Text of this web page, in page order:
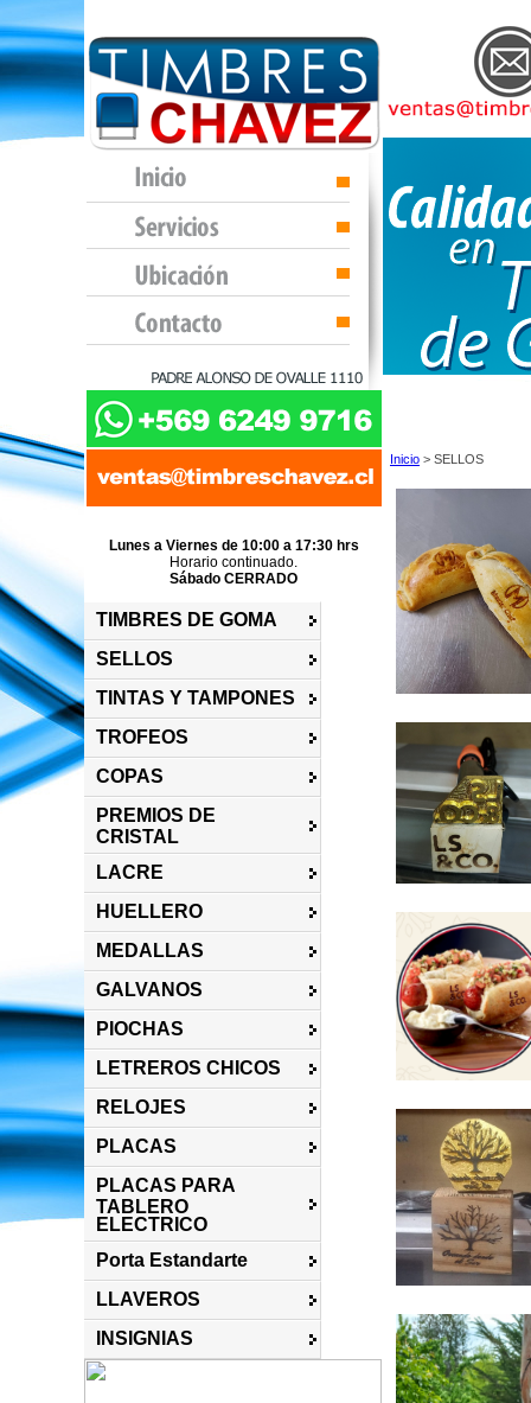
Lunes a Viernes de 10:00 a 17:30 hrs
Horario continuado.
Sábado CERRADO
TIMBRES DE GOMA
SELLOS
TINTAS Y TAMPONES
TROFEOS
COPAS
PREMIOS DE
CRISTAL
LACRE
HUELLERO
MEDALLAS
GALVANOS
PIOCHAS
LETREROS CHICOS
RELOJES
PLACAS
PLACAS PARA
TABLERO
ELECTRICO
Porta Estandarte
LLAVEROS
INSIGNIAS
Inicio > SELLOS